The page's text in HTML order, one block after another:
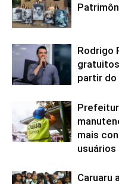
Rodrigo
partir do
mais
usuários
Caruaru